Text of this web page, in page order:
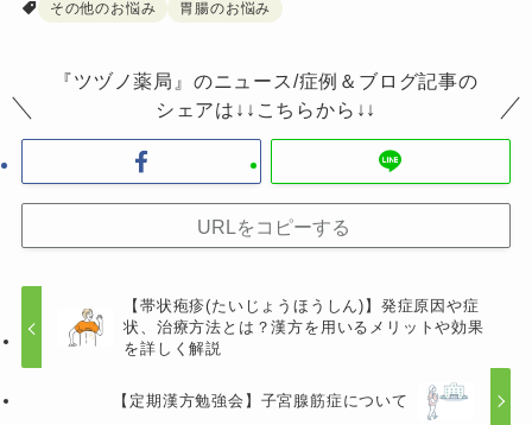
その他のお悩み 胃腸のお悩み
『ツヅノ薬局』のニュース/症例＆ブログ記事の
シェアは↓↓こちらから↓↓
URLをコピーする
【帯状疱疹(たいじょうほうしん)】発症原因や症
状、治療方法とは？漢方を用いるメリットや効果
を詳しく解説
【定期漢方勉強会】子宮腺筋症について